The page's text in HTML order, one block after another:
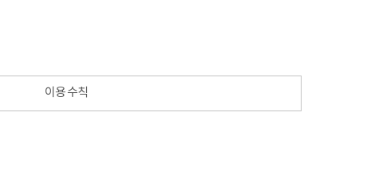
이용 수칙